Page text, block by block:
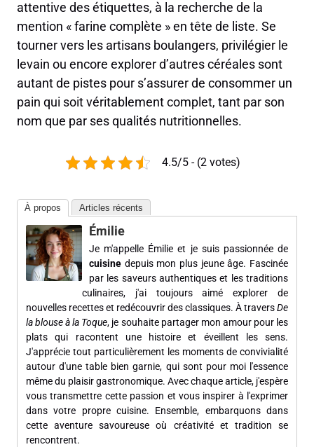
attentive des étiquettes, à la recherche de la
mention « farine complète » en tête de liste. Se
tourner vers les artisans boulangers, privilégier le
levain ou encore explorer d’autres céréales sont
autant de pistes pour s’assurer de consommer un
pain qui soit véritablement complet, tant par son
nom que par ses qualités nutritionnelles.
4.5/5 - (2 votes)
À propos Articles récents
Émilie
Je m'appelle Émilie et je suis passionnée de
cuisine depuis mon plus jeune âge. Fascinée
par les saveurs authentiques et les traditions
culinaires, j'ai toujours aimé explorer de
nouvelles recettes et redécouvrir des classiques. À traversDe
la blouse à la Toque, je souhaite partager mon amour pour les
plats qui racontent une histoire et éveillent les sens.
J'apprécie tout particulièrement les moments de convivialité
autour d'une table bien garnie, qui sont pour moi l'essence
même du plaisir gastronomique. Avec chaque article, j'espère
vous transmettre cette passion et vous inspirer à l'exprimer
dans votre propre cuisine. Ensemble, embarquons dans
cette aventure savoureuse où créativité et tradition se
rencontrent.